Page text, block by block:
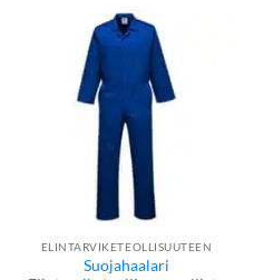
ELINTARVIKETEOLLISUUTEEN
Suojahaalari